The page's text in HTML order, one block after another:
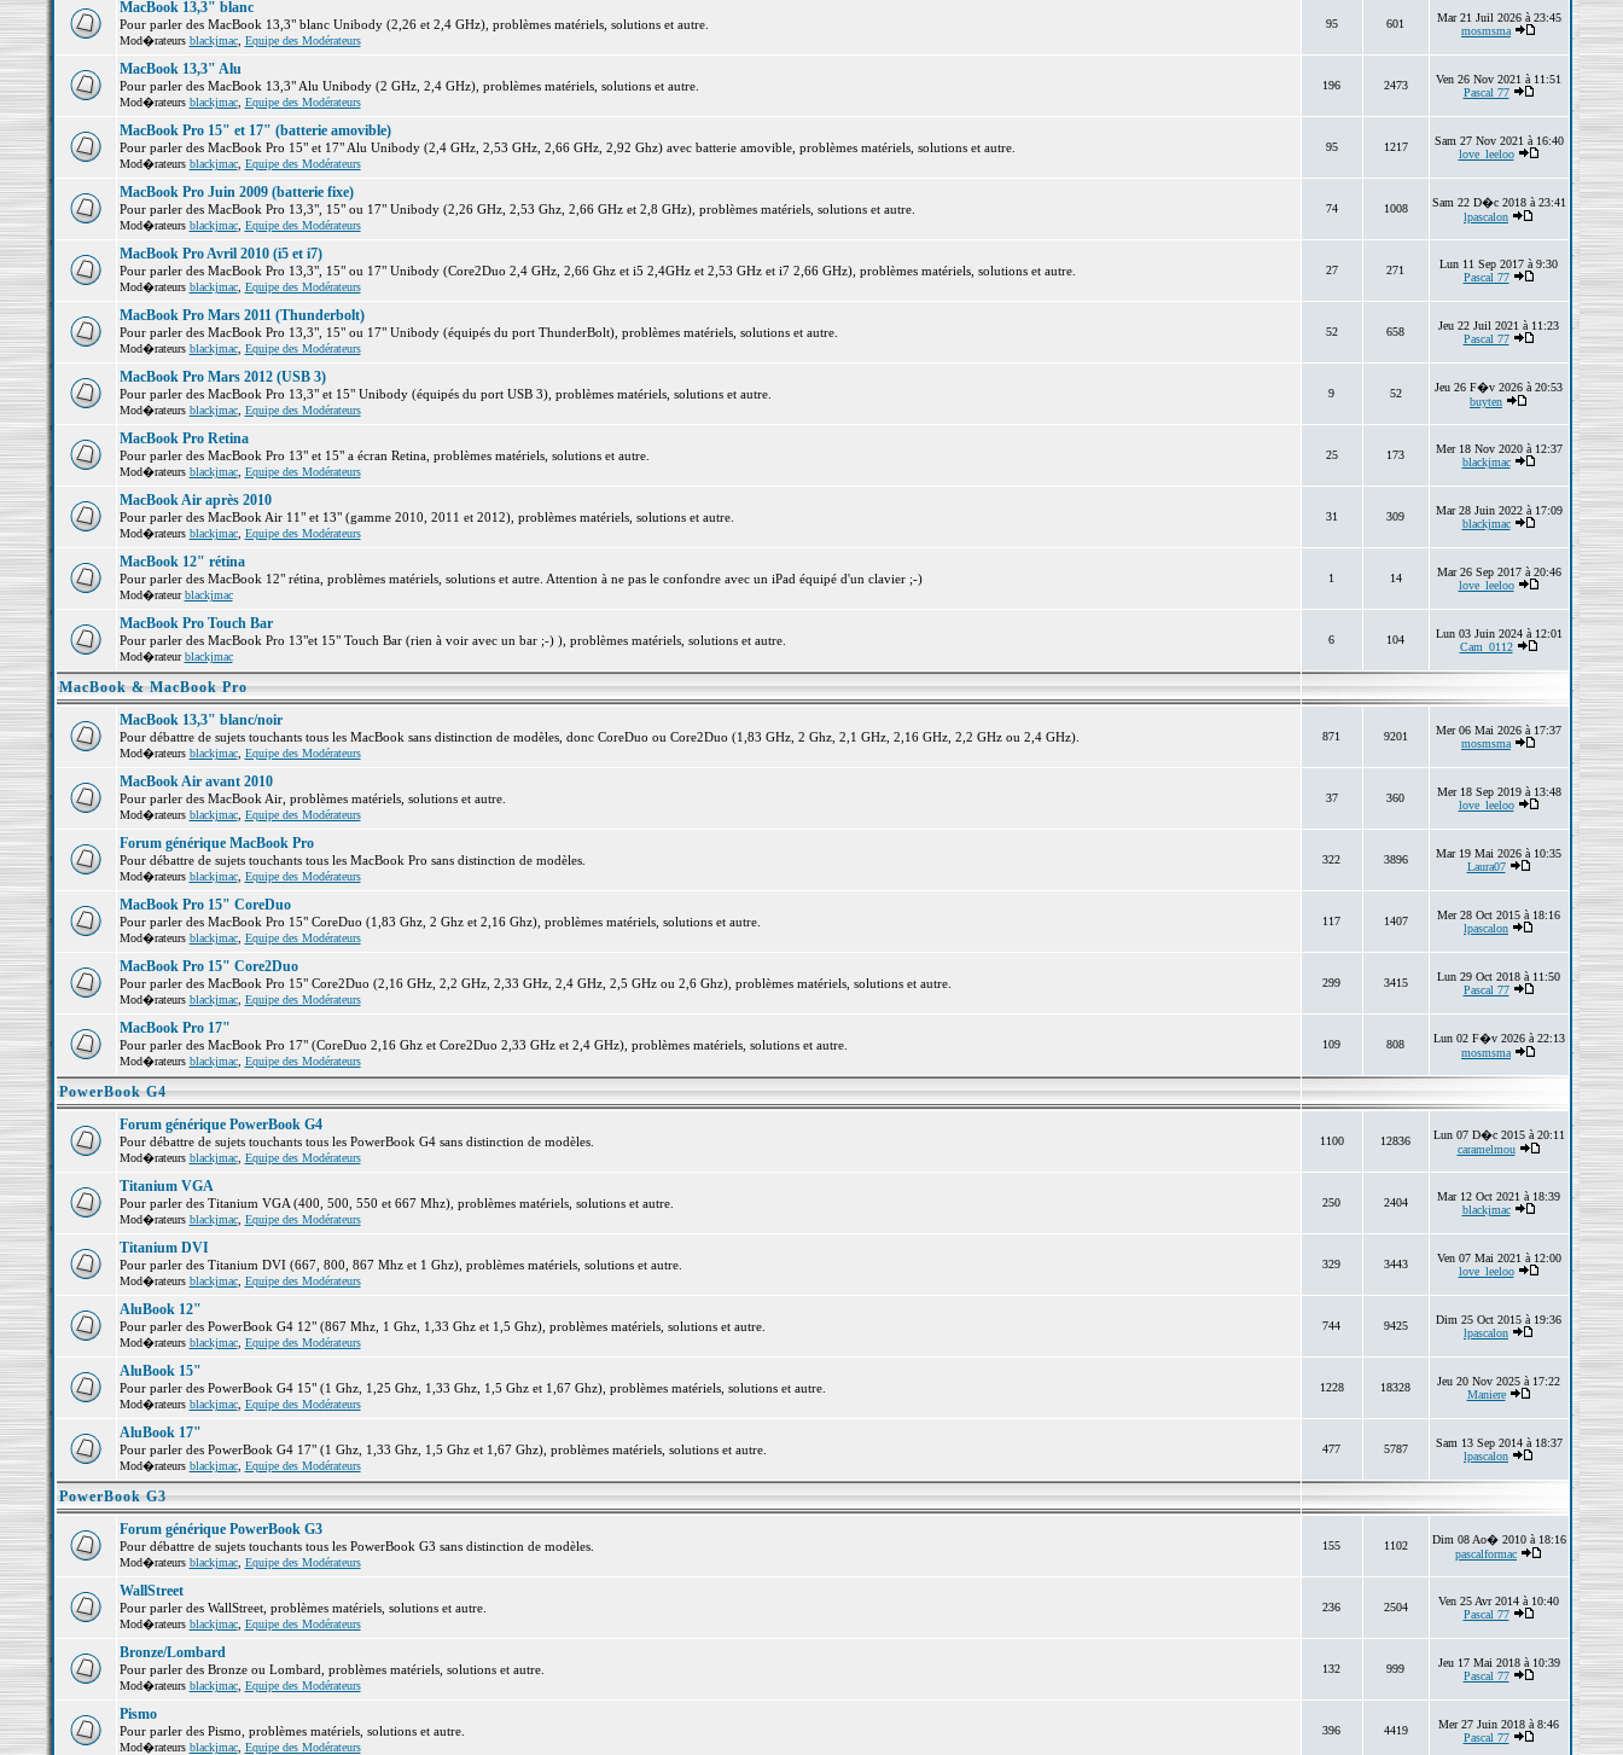
MacBook 13,3" blanc
Pour parler des MacBook 13,3" blanc Unibody (2,26 et 2,4 GHz), problèmes matériels, solutions et autre.
Mod�rateurs blackjmac, Equipe des Modérateurs
95 601
Mar 21 Juil 2026 à 23:45
mosmsma
MacBook 13,3" Alu
Pour parler des MacBook 13,3" Alu Unibody (2 GHz, 2,4 GHz), problèmes matériels, solutions et autre.
Mod�rateurs blackjmac, Equipe des Modérateurs
196 2473
Ven 26 Nov 2021 à 11:51
Pascal 77
MacBook Pro 15" et 17" (batterie amovible)
Pour parler des MacBook Pro 15" et 17" Alu Unibody (2,4 GHz, 2,53 GHz, 2,66 GHz, 2,92 Ghz) avec batterie amovible, problèmes matériels, solutions et autre.
Mod�rateurs blackjmac, Equipe des Modérateurs
95 1217
Sam 27 Nov 2021 à 16:40
love_leeloo
MacBook Pro Juin 2009 (batterie fixe)
Pour parler des MacBook Pro 13,3", 15" ou 17" Unibody (2,26 GHz, 2,53 Ghz, 2,66 GHz et 2,8 GHz), problèmes matériels, solutions et autre.
Mod�rateurs blackjmac, Equipe des Modérateurs
74 1008
Sam 22 D�c 2018 à 23:41
lpascalon
MacBook Pro Avril 2010 (i5 et i7)
Pour parler des MacBook Pro 13,3", 15" ou 17" Unibody (Core2Duo 2,4 GHz, 2,66 Ghz et i5 2,4GHz et 2,53 GHz et i7 2,66 GHz), problèmes matériels, solutions et autre.
Mod�rateurs blackjmac, Equipe des Modérateurs
27 271
Lun 11 Sep 2017 à 9:30
Pascal 77
MacBook Pro Mars 2011 (Thunderbolt)
Pour parler des MacBook Pro 13,3", 15" ou 17" Unibody (équipés du port ThunderBolt), problèmes matériels, solutions et autre.
Mod�rateurs blackjmac, Equipe des Modérateurs
52 658
Jeu 22 Juil 2021 à 11:23
Pascal 77
MacBook Pro Mars 2012 (USB 3)
Pour parler des MacBook Pro 13,3" et 15" Unibody (équipés du port USB 3), problèmes matériels, solutions et autre.
Mod�rateurs blackjmac, Equipe des Modérateurs
9 52
Jeu 26 F�v 2026 à 20:53
buyten
MacBook Pro Retina
Pour parler des MacBook Pro 13" et 15" a écran Retina, problèmes matériels, solutions et autre.
Mod�rateurs blackjmac, Equipe des Modérateurs
25 173
Mer 18 Nov 2020 à 12:37
blackjmac
MacBook Air après 2010
Pour parler des MacBook Air 11" et 13" (gamme 2010, 2011 et 2012), problèmes matériels, solutions et autre.
Mod�rateurs blackjmac, Equipe des Modérateurs
31 309
Mar 28 Juin 2022 à 17:09
blackjmac
MacBook 12" rétina
Pour parler des MacBook 12" rétina, problèmes matériels, solutions et autre. Attention à ne pas le confondre avec un iPad équipé d'un clavier ;-)
Mod�rateurblackjmac
1 14
Mar 26 Sep 2017 à 20:46
love_leeloo
MacBook Pro Touch Bar
Pour parler des MacBook Pro 13"et 15" Touch Bar (rien à voir avec un bar ;-) ), problèmes matériels, solutions et autre.
Mod�rateurblackjmac
6 104
Lun 03 Juin 2024 à 12:01
Cam_0112
MacBook & MacBook Pro
MacBook 13,3" blanc/noir
Pour débattre de sujets touchants tous les MacBook sans distinction de modèles, donc CoreDuo ou Core2Duo (1,83 GHz, 2 Ghz, 2,1 GHz, 2,16 GHz, 2,2 GHz ou 2,4 GHz).
Mod�rateurs blackjmac, Equipe des Modérateurs
871 9201
Mer 06 Mai 2026 à 17:37
mosmsma
MacBook Air avant 2010
Pour parler des MacBook Air, problèmes matériels, solutions et autre.
Mod�rateurs blackjmac, Equipe des Modérateurs
37 360
Mer 18 Sep 2019 à 13:48
love_leeloo
Forum générique MacBook Pro
Pour débattre de sujets touchants tous les MacBook Pro sans distinction de modèles.
Mod�rateurs blackjmac, Equipe des Modérateurs
322 3896
Mar 19 Mai 2026 à 10:35
Laura07
MacBook Pro 15" CoreDuo
Pour parler des MacBook Pro 15" CoreDuo (1,83 Ghz, 2 Ghz et 2,16 Ghz), problèmes matériels, solutions et autre.
Mod�rateurs blackjmac, Equipe des Modérateurs
117 1407
Mer 28 Oct 2015 à 18:16
lpascalon
MacBook Pro 15" Core2Duo
Pour parler des MacBook Pro 15" Core2Duo (2,16 GHz, 2,2 GHz, 2,33 GHz, 2,4 GHz, 2,5 GHz ou 2,6 Ghz), problèmes matériels, solutions et autre.
Mod�rateurs blackjmac, Equipe des Modérateurs
299 3415
Lun 29 Oct 2018 à 11:50
Pascal 77
MacBook Pro 17"
Pour parler des MacBook Pro 17" (CoreDuo 2,16 Ghz et Core2Duo 2,33 GHz et 2,4 GHz), problèmes matériels, solutions et autre.
Mod�rateurs blackjmac, Equipe des Modérateurs
109 808
Lun 02 F�v 2026 à 22:13
mosmsma
PowerBook G4
Forum générique PowerBook G4
Pour débattre de sujets touchants tous les PowerBook G4 sans distinction de modèles.
Mod�rateurs blackjmac, Equipe des Modérateurs
1100 12836
Lun 07 D�c 2015 à 20:11
caramelmou
Titanium VGA
Pour parler des Titanium VGA (400, 500, 550 et 667 Mhz), problèmes matériels, solutions et autre.
Mod�rateurs blackjmac, Equipe des Modérateurs
250 2404
Mar 12 Oct 2021 à 18:39
blackjmac
Titanium DVI
Pour parler des Titanium DVI (667, 800, 867 Mhz et 1 Ghz), problèmes matériels, solutions et autre.
Mod�rateurs blackjmac, Equipe des Modérateurs
329 3443
Ven 07 Mai 2021 à 12:00
love_leeloo
AluBook 12"
Pour parler des PowerBook G4 12" (867 Mhz, 1 Ghz, 1,33 Ghz et 1,5 Ghz), problèmes matériels, solutions et autre.
Mod�rateurs blackjmac, Equipe des Modérateurs
744 9425
Dim 25 Oct 2015 à 19:36
lpascalon
AluBook 15"
Pour parler des PowerBook G4 15" (1 Ghz, 1,25 Ghz, 1,33 Ghz, 1,5 Ghz et 1,67 Ghz), problèmes matériels, solutions et autre.
Mod�rateurs blackjmac, Equipe des Modérateurs
1228 18328
Jeu 20 Nov 2025 à 17:22
Maniere
AluBook 17"
Pour parler des PowerBook G4 17" (1 Ghz, 1,33 Ghz, 1,5 Ghz et 1,67 Ghz), problèmes matériels, solutions et autre.
Mod�rateurs blackjmac, Equipe des Modérateurs
477 5787
Sam 13 Sep 2014 à 18:37
lpascalon
PowerBook G3
Forum générique PowerBook G3
Pour débattre de sujets touchants tous les PowerBook G3 sans distinction de modèles.
Mod�rateurs blackjmac, Equipe des Modérateurs
155 1102
Dim 08 Ao� 2010 à 18:16
pascalformac
WallStreet
Pour parler des WallStreet, problèmes matériels, solutions et autre.
Mod�rateurs blackjmac, Equipe des Modérateurs
236 2504
Ven 25 Avr 2014 à 10:40
Pascal 77
Bronze/Lombard
Pour parler des Bronze ou Lombard, problèmes matériels, solutions et autre.
Mod�rateurs blackjmac, Equipe des Modérateurs
132 999
Jeu 17 Mai 2018 à 10:39
Pascal 77
Pismo
Pour parler des Pismo, problèmes matériels, solutions et autre.
Mod�rateurs blackjmac, Equipe des Modérateurs
396 4419
Mer 27 Juin 2018 à 8:46
Pascal 77